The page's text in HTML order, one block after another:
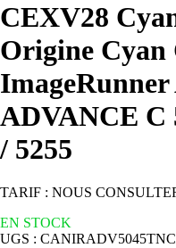
CEXV28
Origine Cyan
ADVANCE C
/ 5255
TARIF : NOUS
EN STOCK
UGS :